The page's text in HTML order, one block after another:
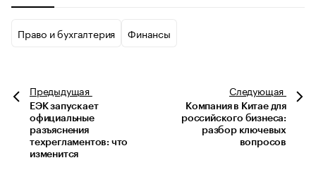
Право и бухгалтерия Финансы
Предыдущая
ЕЭК запускает
официальные
разъяснения
техрегламентов: что
изменится
Следующая
Компания в Китае для
российского бизнеса:
разбор ключевых
вопросов